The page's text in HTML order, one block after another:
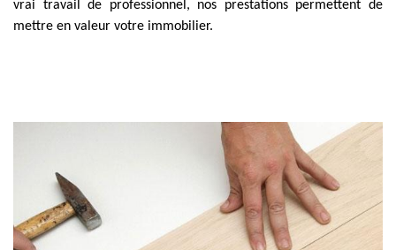
vrai travail de professionnel, nos prestations permettent de
mettre en valeur votre immobilier.